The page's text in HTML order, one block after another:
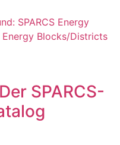
SPARCS-